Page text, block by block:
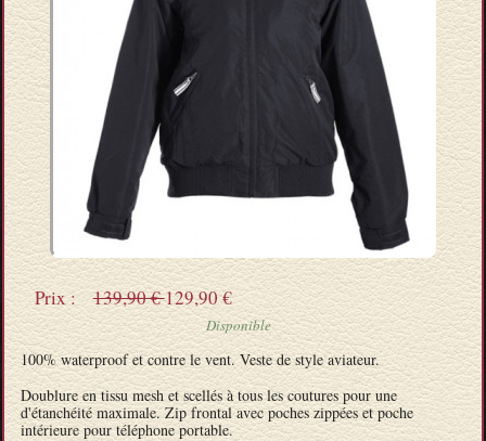
Prix : 139,90 €129,90 €
Disponible
100% waterproof et contre le vent. Veste de style aviateur.
Doublure en tissu mesh et scellés à tous les coutures pour une
d'étanchéité maximale. Zip frontal avec poches zippées et poche
intérieure pour téléphone portable.